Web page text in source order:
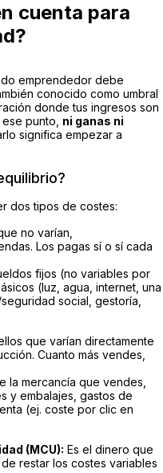
cuenta para
emprendedor debe
conocido como umbral
donde tus ingresos son
punto, ni ganas ni
significa empezar a
dos tipos de costes:
no varían,
Los pagas sí o sí cada
fijos (no variables por
(luz, agua, internet, una
social, gestoría,
que varían directamente
Cuanto más vendes,
la mercancía que vendes,
y embalajes, gastos de
(ej. coste por clic en
(MCU): Es el dinero que
restar los costes variables